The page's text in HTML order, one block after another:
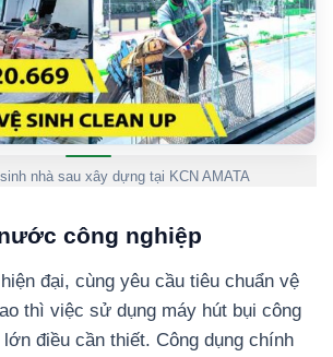
nhà sau xây dựng tại KCN AMATA
công nghiệp
đại, cùng yêu cầu tiêu chuẩn vệ
thì việc sử dụng máy hút bụi công
điều cần thiết. Công dụng chính